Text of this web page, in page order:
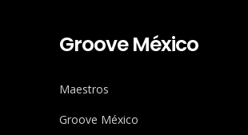
Groove México
Maestros
Groove México